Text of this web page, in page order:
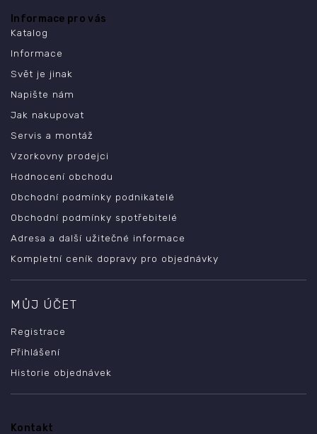
Informace pro vás
Katalog
Informace
Svět je jinak
Napište nám
Jak nakupovat
Servis a montáž
Vzorkovny prodejci
Hodnocení obchodu
Obchodní podmínky podnikatelé
Obchodní podmínky spotřebitelé
Adresa a další užitečné informace
Kompletní ceník dopravy pro objednávky
MŮJ ÚČET
Registrace
Přihlášení
Historie objednávek
Kontakt